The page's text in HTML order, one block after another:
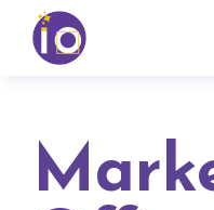
Nos expertises
Académie